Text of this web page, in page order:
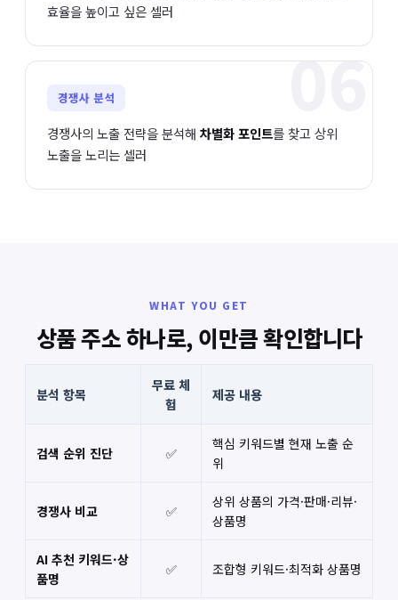
효율을 높이고 싶은 셀러
06
경쟁사 분석
경쟁사의 노출 전략을 분석해 차별화 포인트를 찾고 상위
노출을 노리는 셀러
WHAT YOU GET
상품 주소 하나로, 이만큼 확인합니다
분석 항목
무료 체
험
제공 내용
검색 순위 진단 ✅
핵심 키워드별 현재 노출 순
위
경쟁사 비교 ✅
상위 상품의 가격·판매·리뷰·
상품명
AI 추천 키워드·상
품명
✅ 조합형 키워드·최적화 상품명